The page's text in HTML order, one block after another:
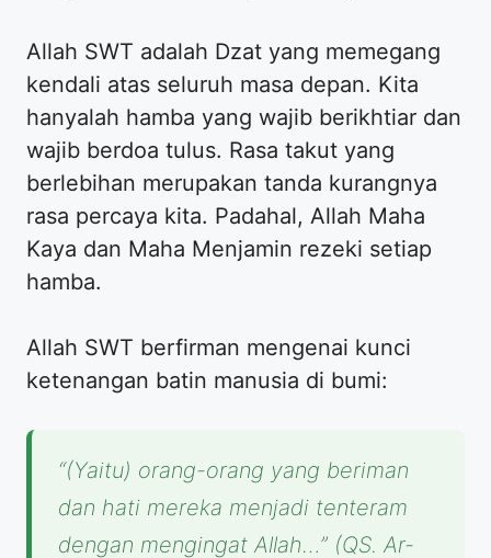
Allah SWT adalah Dzat yang memegang
kendali atas seluruh masa depan. Kita
hanyalah hamba yang wajib berikhtiar dan
wajib berdoa tulus. Rasa takut yang
berlebihan merupakan tanda kurangnya
rasa percaya kita. Padahal, Allah Maha
Kaya dan Maha Menjamin rezeki setiap
hamba.
Allah SWT berfirman mengenai kunci
ketenangan batin manusia di bumi:
“(Yaitu) orang-orang yang beriman
dan hati mereka menjadi tenteram
dengan mengingat Allah…” (QS. Ar-